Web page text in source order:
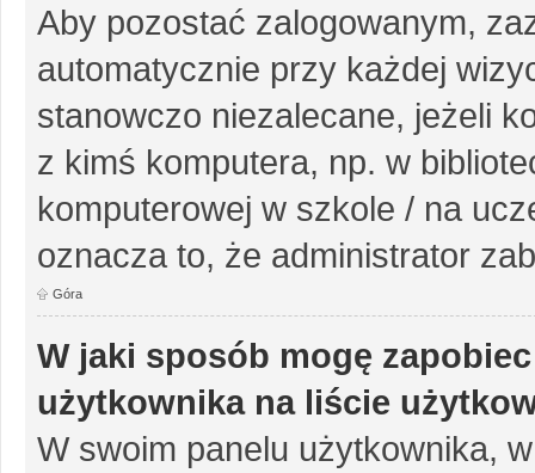
Aby pozostać zalogowanym,
automatycznie przy każdej
stanowczo niezalecane, jeżeli
z kimś komputera, np. w
komputerowej w szkole / na
oznacza to, że administrator
Góra
W jaki sposób mogę
użytkownika na liście
W swoim panelu użytkownika,